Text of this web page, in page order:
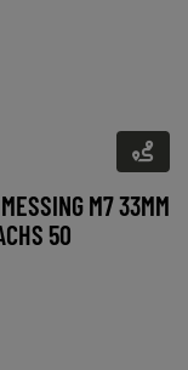
M7 33MM
50